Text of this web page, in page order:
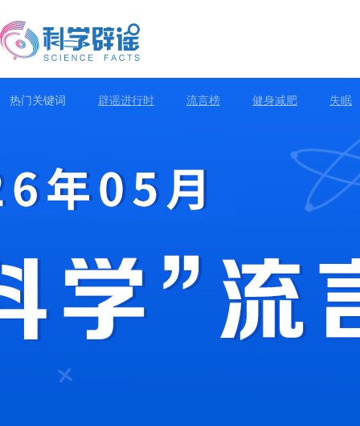
热门关键词 辟谣进行时 流言榜 健身减肥 失眠